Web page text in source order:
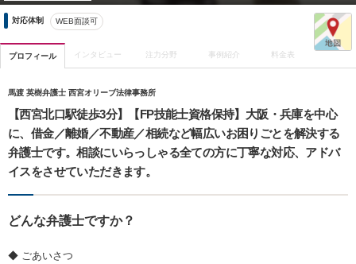
対応体制 WEB面談可
プロフィール インタビュー 注力分野 事例紹介 料金表
馬渡 英樹弁護士 西宮オリーブ法律事務所
【西宮北口駅徒歩3分】【FP技能士資格保持】大阪・兵庫を中心
に、借金／離婚／不動産／相続など幅広いお困りごとを解決する
弁護士です。相談にいらっしゃる全ての方に丁寧な対応、アドバ
イスをさせていただきます。
どんな弁護士ですか？
◆ ごあいさつ